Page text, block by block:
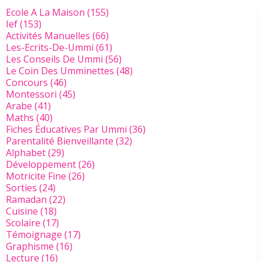
Ecole A La Maison (155)
Ief(153)
Activités Manuelles (66)
Les-Ecrits-De-Ummi (61)
Les Conseils De Ummi (56)
Le Coin Des Umminettes (48)
Concours (46)
Montessori (45)
Arabe (41)
Maths (40)
Fiches Éducatives Par Ummi (36)
Parentalité Bienveillante (32)
Alphabet(29)
Développement(26)
Motricite Fine (26)
Sorties (24)
Ramadan (22)
Cuisine (18)
Scolaire (17)
Témoignage (17)
Graphisme (16)
Lecture (16)